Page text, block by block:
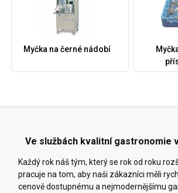
Myčka na černé nádobí
Ve službách kvalitní gastronomie
Každý rok náš tým, který se rok od roku
pracuje na tom, aby naši zákazníci měli
cenově dostupnému a nejmodernějšímu